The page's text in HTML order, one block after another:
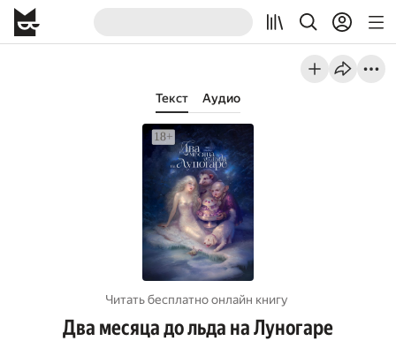
Текст Аудио
Читать бесплатно онлайн книгу
Два месяца до льда на Луногаре